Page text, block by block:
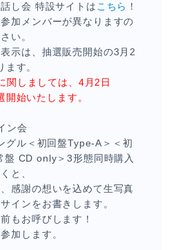
し会 特設サイトは こちら ！
加メンバーが異なりますの
い。
示は、抽選販売開始の3月2
す。
しましては、4月2日
始いたします。
ン会
グル＜初回盤Type-A＞＜初
盤 CD only＞3形態同時購入
と、
感謝の想いを込めて生写真
インをお書きします。
もお呼びします！
加します。